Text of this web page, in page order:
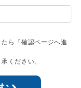
ら『確認ページへ進
ください。